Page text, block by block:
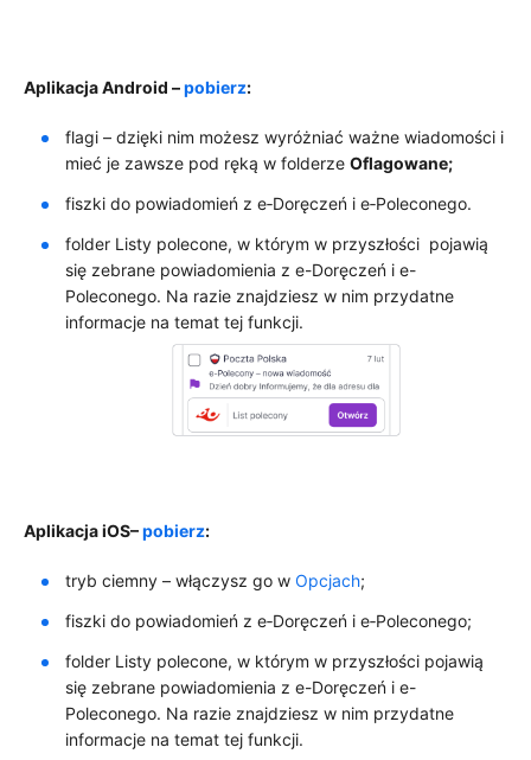
Aplikacja Android –pobierz:
flagi – dzięki nim możesz wyróżniać ważne wiadomości i
mieć je zawsze pod ręką w folderze Oflagowane;
fiszki do powiadomień z e‑Doręczeń i e‑Poleconego.
folder Listy polecone, w którym w przyszłości pojawią
się zebrane powiadomienia z e-Doręczeń i e-
Poleconego. Na razie znajdziesz w nim przydatne
informacje na temat tej funkcji.
Aplikacja iOS–pobierz:
tryb ciemny – włączysz go w Opcjach;
fiszki do powiadomień z e‑Doręczeń i e‑Poleconego;
folder Listy polecone, w którym w przyszłości pojawią
się zebrane powiadomienia z e-Doręczeń i e-
Poleconego. Na razie znajdziesz w nim przydatne
informacje na temat tej funkcji.